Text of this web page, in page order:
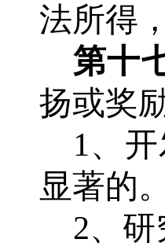
法所得
第十
扬或奖励
1、
显著的。
2、